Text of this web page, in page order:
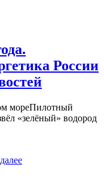
России
мореПилотный
«зелёный» водород